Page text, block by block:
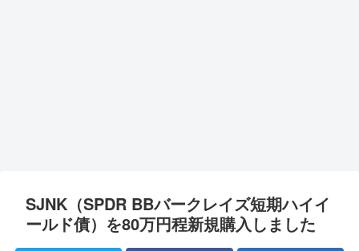
SJNK（SPDR BBバークレイズ短期ハイイ
ールド債）を80万円程新規購入しました